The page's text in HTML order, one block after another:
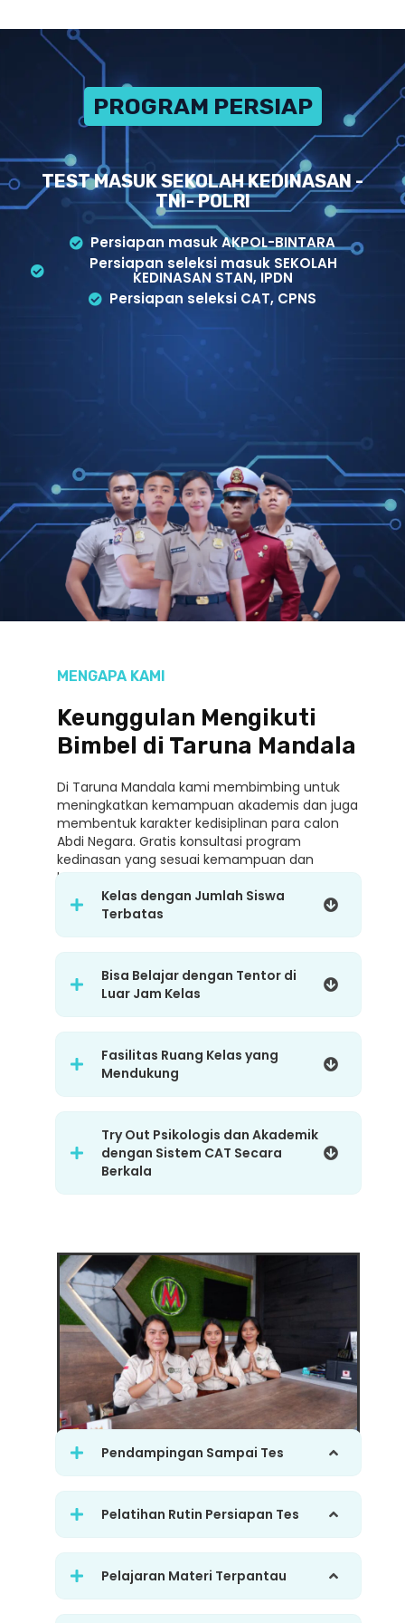
PROGRAM PERSIAPAN
TEST MASUK SEKOLAH KEDINASAN -
TNI- POLRI
Persiapan masuk AKPOL-BINTARA
Persiapan seleksi masuk SEKOLAH
KEDINASAN STAN, IPDN
Persiapan seleksi CAT, CPNS
Pendampingan Sampai Tes
Pelatihan Rutin Persiapan Tes
Pelajaran Materi Terpantau
MENGAPA KAMI
Keunggulan Mengikuti
Bimbel di Taruna Mandala
Di Taruna Mandala kami membimbing untuk
meningkatkan kemampuan akademis dan juga
membentuk karakter kedisiplinan para calon
Abdi Negara. Gratis konsultasi program
kedinasan yang sesuai kemampuan dan
karakter.
Kelas dengan Jumlah Siswa
Terbatas
Bisa Belajar dengan Tentor di
Luar Jam Kelas
Fasilitas Ruang Kelas yang
Mendukung
Try Out Psikologis dan Akademik
dengan Sistem CAT Secara
Berkala